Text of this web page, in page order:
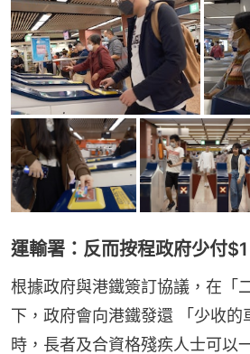
運輸署：反而按程政府少付$1
根據政府與港鐵簽訂協議，在「
下，政府會向港鐵發還 「少收的
時，長者及合資格殘疾人士可以